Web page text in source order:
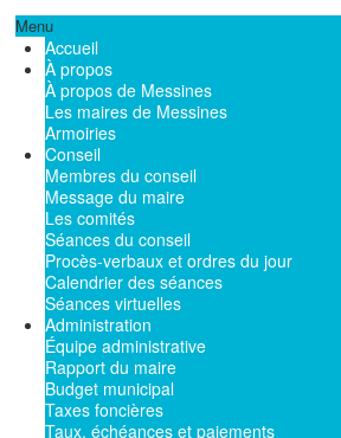
Menu
Accueil
À propos
À propos de Messines
Les maires de Messines
Armoiries
Conseil
Membres du conseil
Message du maire
Les comités
Séances du conseil
Procès-verbaux et ordres du jour
Calendrier des séances
Séances virtuelles
Administration
Équipe administrative
Rapport du maire
Budget municipal
Taxes foncières
Taux, échéances et paiements